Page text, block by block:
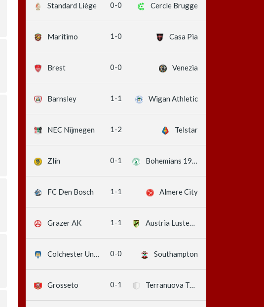
Standard Liège 0-0 Cercle Brugge
Marítimo 1-0 Casa Pia
Brest 0-0 Venezia
Barnsley 1-1 Wigan Athletic
NEC Nijmegen 1-2 Telstar
Zlín 0-1 Bohemians 1905
FC Den Bosch 1-1 Almere City
Grazer AK 1-1 Austria Lustenau
Colchester United 0-0 Southampton
Grosseto 0-1 Terranuova Traiana